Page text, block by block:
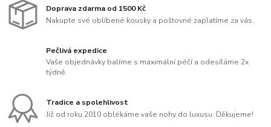
Doprava zdarma od 1500 Kč
Nakupte své oblíbené kousky a poštovné zaplatíme za vás.
Pečlivá expedice
Vaše objednávky balíme s maximální péčí a odesíláme 2x
týdně.
Tradice a spolehlivost
Již od roku 2010 oblékáme vaše nohy do luxusu. Děkujeme!